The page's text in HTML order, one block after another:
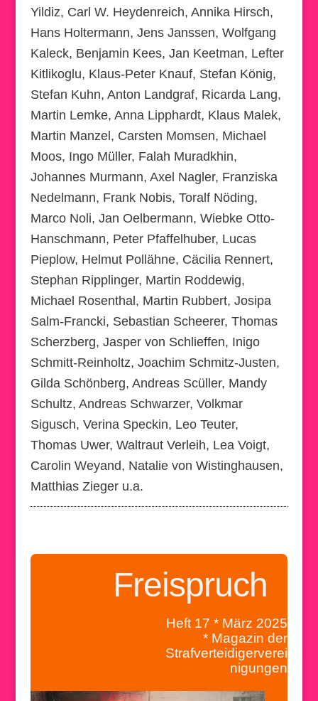
Yildiz, Carl W. Heydenreich, Annika Hirsch,
Hans Holtermann, Jens Janssen, Wolfgang
Kaleck, Benjamin Kees, Jan Keetman, Lefter
Kitlikoglu, Klaus-Peter Knauf, Stefan König,
Stefan Kuhn, Anton Landgraf, Ricarda Lang,
Martin Lemke, Anna Lipphardt, Klaus Malek,
Martin Manzel, Carsten Momsen, Michael
Moos, Ingo Müller, Falah Muradkhin,
Johannes Murmann, Axel Nagler, Franziska
Nedelmann, Frank Nobis, Toralf Nöding,
Marco Noli, Jan Oelbermann, Wiebke Otto-
Hanschmann, Peter Pfaffelhuber, Lucas
Pieplow, Helmut Pollähne, Cäcilia Rennert,
Stephan Ripplinger, Martin Roddewig,
Michael Rosenthal, Martin Rubbert, Josipa
Salm-Francki, Sebastian Scheerer, Thomas
Scherzberg, Jasper von Schlieffen, Inigo
Schmitt-Reinholtz, Joachim Schmitz-Justen,
Gilda Schönberg, Andreas Scüller, Mandy
Schultz, Andreas Schwarzer, Volkmar
Sigusch, Verina Speckin, Leo Teuter,
Thomas Uwer, Waltraut Verleih, Lea Voigt,
Carolin Weyand, Natalie von Wistinghausen,
Matthias Zieger u.a.
Freispruch
Heft 17 * März 2025
* Magazin der
Strafverteidigerverei
nigungen